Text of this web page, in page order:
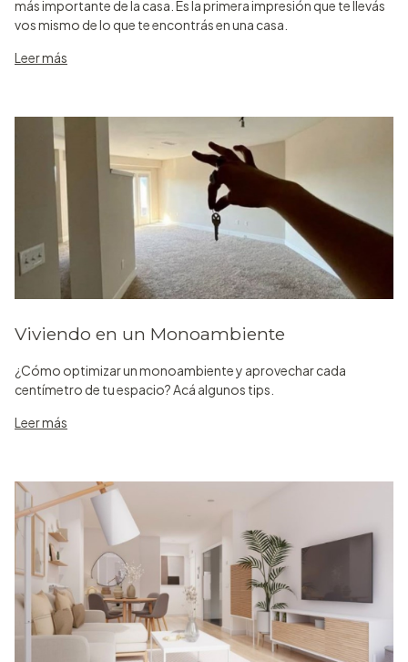
más importante de la casa. Es la primera impresión que te llevás
vos mismo de lo que te encontrás en una casa.
Leer más
Viviendo en un Monoambiente
¿Cómo optimizar un monoambiente y aprovechar cada
centímetro de tu espacio? Acá algunos tips.
Leer más